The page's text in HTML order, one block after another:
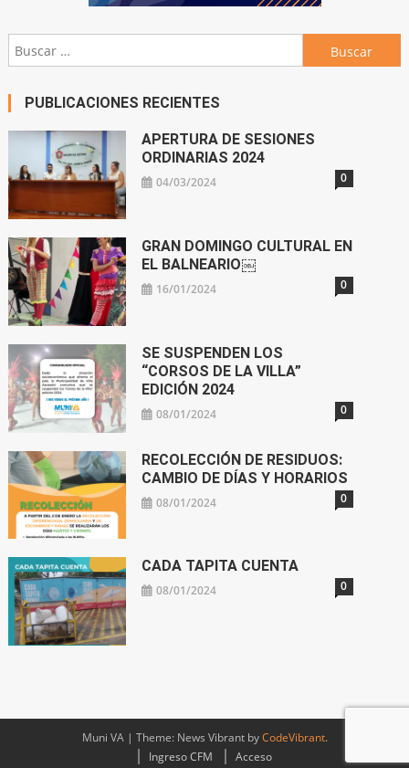
Buscar:
PUBLICACIONES RECIENTES
APERTURA DE SESIONES
ORDINARIAS 2024
04/03/2024 0
GRAN DOMINGO CULTURAL EN
EL BALNEARIO￼
16/01/2024 0
SE SUSPENDEN LOS
“CORSOS DE LA VILLA”
EDICIÓN 2024
08/01/2024 0
RECOLECCIÓN DE RESIDUOS:
CAMBIO DE DÍAS Y HORARIOS
08/01/2024 0
CADA TAPITA CUENTA
08/01/2024 0
Muni VA | Theme: News Vibrant byCodeVibrant.
Ingreso CFM
Acceso